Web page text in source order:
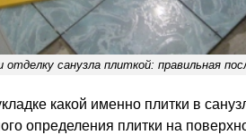
отделку санузла плиткой: правильная
какой именно плитки в
определения плитки на